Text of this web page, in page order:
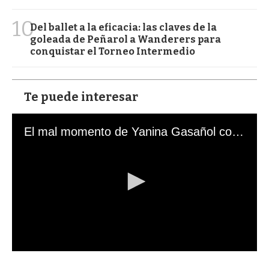
10Del ballet a la eficacia: las claves de la
goleada de Peñarol a Wanderers para
conquistar el Torneo Intermedio
Te puede interesar
El mal momento de Yanina Gasañol con un hincha argentino en "Subrayado"